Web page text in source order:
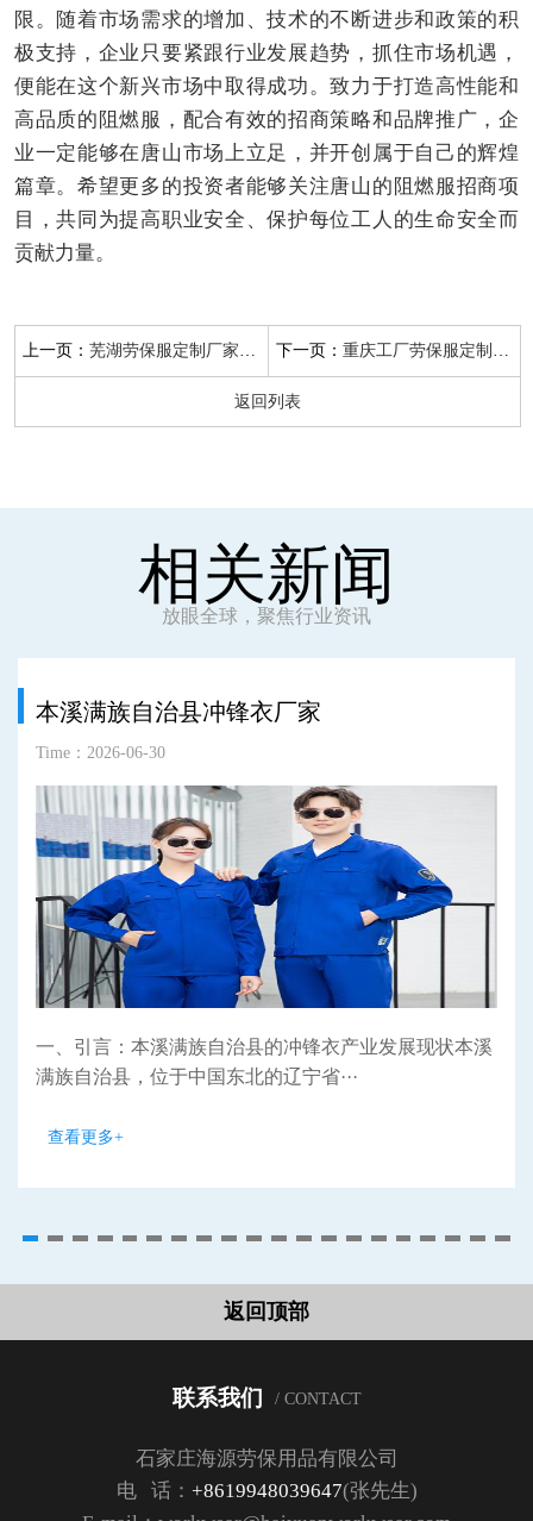
限。随着市场需求的增加、技术的不断进步和政策的积
极支持，企业只要紧跟行业发展趋势，抓住市场机遇，
便能在这个新兴市场中取得成功。致力于打造高性能和
高品质的阻燃服，配合有效的招商策略和品牌推广，企
业一定能够在唐山市场上立足，并开创属于自己的辉煌
篇章。希望更多的投资者能够关注唐山的阻燃服招商项
目，共同为提高职业安全、保护每位工人的生命安全而
贡献力量。
上一页：芜湖劳保服定制厂家地址 下一页：重庆工厂劳保服定制电话
返回列表
相关新闻
放眼全球，聚焦行业资讯
本溪满族自治县冲锋衣厂家
Time：2026-06-30
一、引言：本溪满族自治县的冲锋衣产业发展现状本溪
满族自治县，位于中国东北的辽宁省···
查看更多+
返回顶部
联系我们 / CONTACT
石家庄海源劳保用品有限公司
电 话： +8619948039647(张先生)